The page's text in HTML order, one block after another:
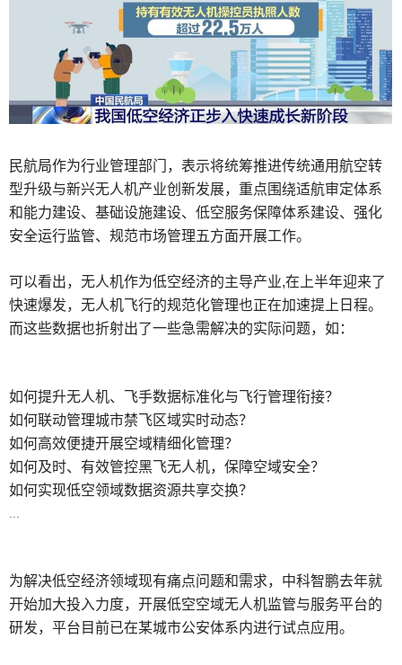
民航局作为行业管理部门，表示将统筹推进传统通用航空转
型升级与新兴无人机产业创新发展，重点围绕适航审定体系
和能力建设、基础设施建设、低空服务保障体系建设、强化
安全运行监管、规范市场管理五方面开展工作。
可以看出，无人机作为低空经济的主导产业,在上半年迎来了
快速爆发，无人机飞行的规范化管理也正在加速提上日程。
而这些数据也折射出了一些急需解决的实际问题，如：
如何提升无人机、飞手数据标准化与飞行管理衔接？
如何联动管理城市禁飞区域实时动态？
如何高效便捷开展空域精细化管理？
如何及时、有效管控黑飞无人机，保障空域安全？
如何实现低空领域数据资源共享交换？
为解决低空经济领域现有痛点问题和需求，中科智鹏去年就
开始加大投入力度，开展低空空域无人机监管与服务平台的
研发，平台目前已在某城市公安体系内进行试点应用。